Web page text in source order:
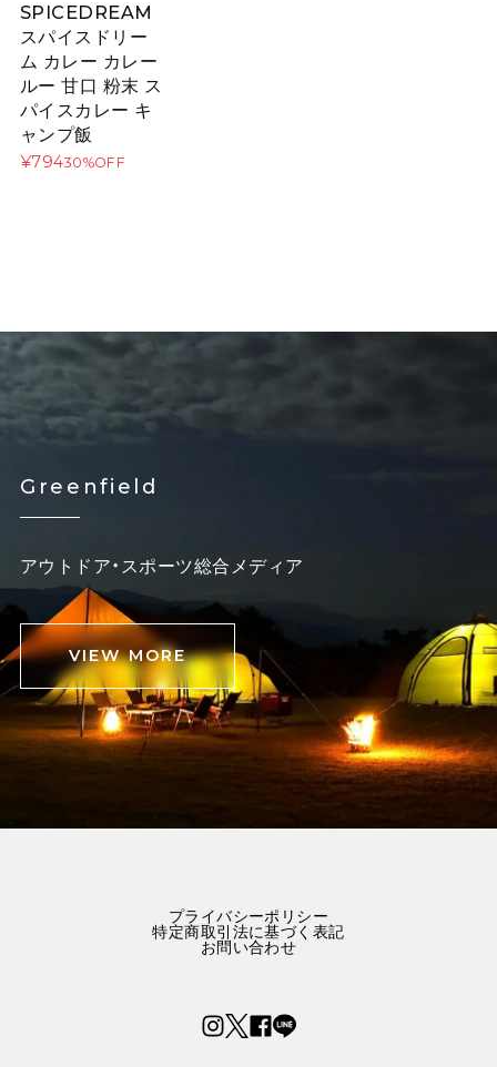
SPICEDREAM
スパイスドリー
ム カレー カレー
ルー 甘口 粉末 ス
パイスカレー キ
ャンプ飯
¥79430%OFF
Greenfield
アウトドア・スポーツ総合メディア
VIEW MORE
プライバシーポリシー
特定商取引法に基づく表記
お問い合わせ